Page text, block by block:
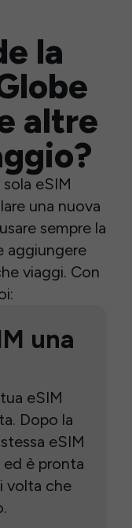
la
altre
eSIM
una nuova
sempre la
aggiungere
viaggi. Con
una
eSIM
Dopo la
eSIM
è pronta
volta che